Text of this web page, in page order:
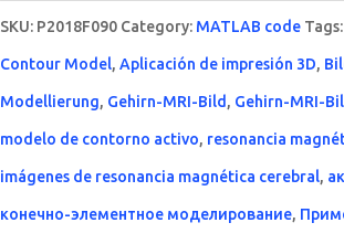
SKU: P2018F090 Category: MATLAB code Tags:
Contour Model,Aplicación de impresión 3D,
Modellierung, Gehirn-MRI-Bild, Gehirn-MRI-
modelo de contorno activo, resonancia
imágenes de resonancia magnética cerebral,
конечно-элементное моделирование,